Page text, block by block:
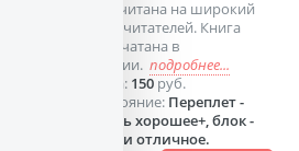
Рассчитана на широкий
круг читателей. Книга
отпечатана в
Италии. подробнее...
Цена: 150руб.
Состояние: Переплет -
очень хорошее+, блок -
почти отличное.